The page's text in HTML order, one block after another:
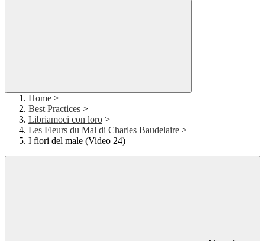
Home >
Best Practices >
Libriamoci con loro >
Les Fleurs du Mal di Charles Baudelaire >
I fiori del male (Video 24)